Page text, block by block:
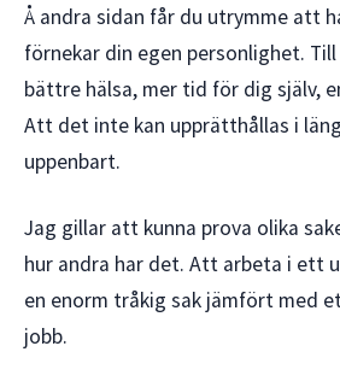
Å andra sidan får du utrymme att
förnekar din egen personlighet.
bättre hälsa, mer tid för dig själv,
Att det inte kan upprätthållas i
uppenbart.
Jag gillar att kunna prova olika
hur andra har det. Att arbeta i ett
en enorm tråkig sak jämfört med
jobb.